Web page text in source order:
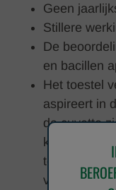
Geen
Stillere
De
en bacillen
Het toestel
aspireert in
de cuvette
kan de
toetsen op
van om het